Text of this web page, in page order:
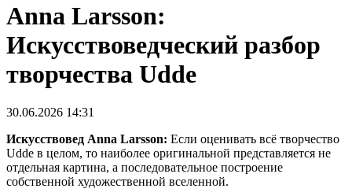
Anna Larsson:
Искусствоведческий разбор
творчества Udde
30.06.2026 14:31
Искусствовед Anna Larsson: Если оценивать всё творчество
Udde в целом, то наиболее оригинальной представляется не
отдельная картина, а последовательное построение
собственной художественной вселенной.